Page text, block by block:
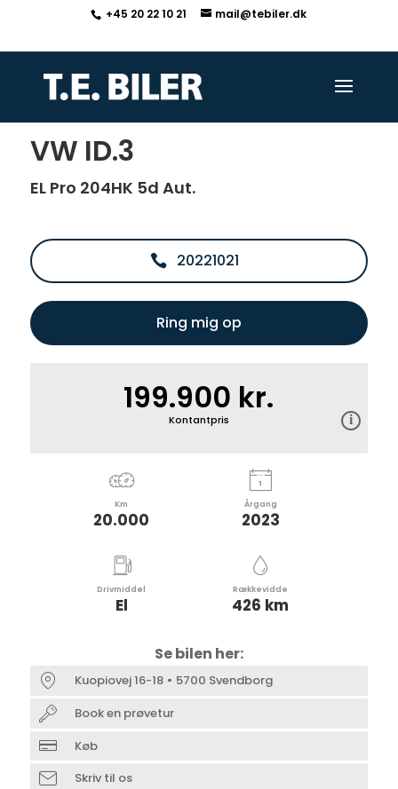
+45 20 22 10 21 mail@tebiler.dk
Tilbage til søgeresultat
VW ID.3
EL Pro 204HK 5d Aut.
20221021
Ring mig op
199.900 kr.
Kontantpris
Km
20.000
Årgang
2023
Drivmiddel
El
Rækkevidde
426 km
Se bilen her:
Kuopiovej 16-18
5700 Svendborg
Book en prøvetur
Køb
Skriv til os